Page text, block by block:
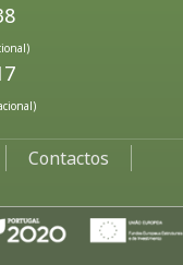
Contactos